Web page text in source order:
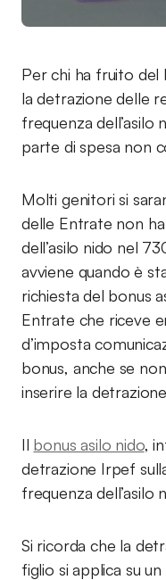
Per chi ha fruito del
la detrazione delle
frequenza dell’asilo
parte di spesa non
Molti genitori si
delle Entrate non
dell’asilo nido nel
avviene quando è
richiesta del bonus
Entrate che riceve
d’imposta
bonus, anche se
inserire la
Il bonus asilo nido,
detrazione Irpef
frequenza dell’asilo
Si ricorda che la
figlio si applica su